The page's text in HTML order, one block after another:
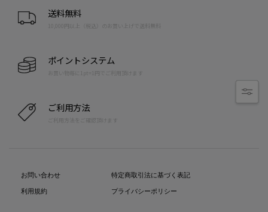
送料無料
10,000円以上（税込）のお買い上げで送料無料
ポイントシステム
お買い物毎に1pt=1円でご利用頂けます
ご利用方法
ご利用方法をご確認頂けます
お問い合わせ
利用規約
特定商取引法に基づく表記
プライバシーポリシー